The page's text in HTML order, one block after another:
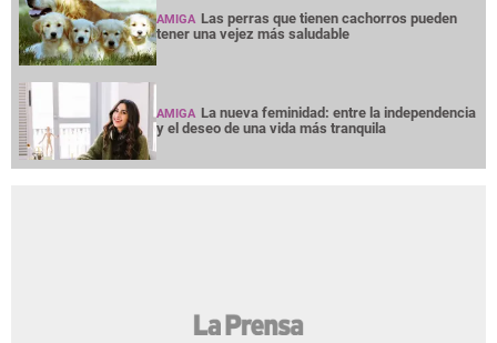
AMIGA Las perras que tienen cachorros pueden
tener una vejez más saludable
AMIGA La nueva feminidad: entre la independencia
y el deseo de una vida más tranquila